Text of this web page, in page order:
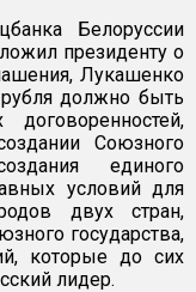
Белоруссии
президенту о
Лукашенко
должно быть
Союзного
единого
условий для
двух стран,
государства,
которые до сих
лидер.